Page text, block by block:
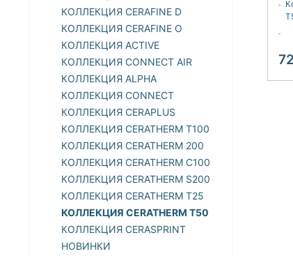
КОЛЛЕКЦИЯ CERAFINE D
КОЛЛЕКЦИЯ CERAFINE O
КОЛЛЕКЦИЯ ACTIVE
КОЛЛЕКЦИЯ CONNECT AIR
КОЛЛЕКЦИЯ ALPHA
КОЛЛЕКЦИЯ CONNECT
КОЛЛЕКЦИЯ CERAPLUS
КОЛЛЕКЦИЯ CERATHERM T100
КОЛЛЕКЦИЯ CERATHERM 200
КОЛЛЕКЦИЯ CERATHERM C100
КОЛЛЕКЦИЯ CERATHERM S200
КОЛЛЕКЦИЯ CERATHERM T25
КОЛЛЕКЦИЯ CERATHERM T50
КОЛЛЕКЦИЯ CERASPRINT
НОВИНКИ